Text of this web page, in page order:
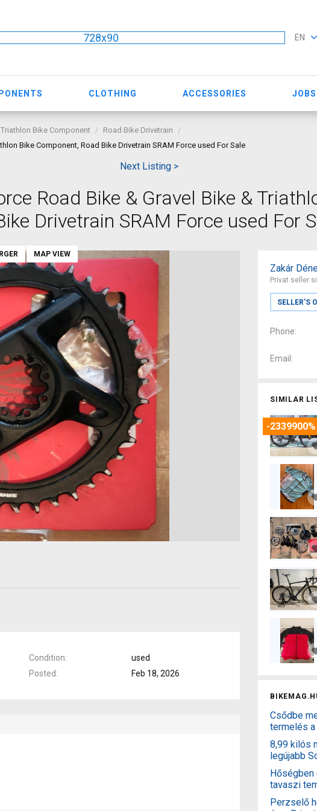
728x90 EN
CLOTHING ACCESSORIES JOBS
Bike Component
Road Bike Drivetrain
Bike Component, Road Bike Drivetrain SRAM Force used For Sale
Next Listing >
Road Bike & Gravel Bike &
Drivetrain SRAM Force used For
Zakár
Privat seller
SELLER’S
Phone
Email
SIMILAR
-2339900%
Csődbe
termelés
8,99 kilós
legújabb
tavaszi
Perzselő
MAP VIEW
Condition
used
Posted Feb 18, 2026